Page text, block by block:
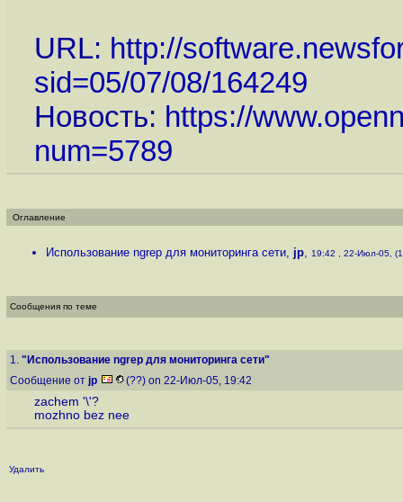
URL: http://
sid=05/07/08/164249
Новость: https://
num=5789
Оглавление
Использование ngrep для мониторинга сети, jp, 19:42 , 22-Июл-05,
Сообщения по теме
1. "Использование ngrep для мониторинга сети"
Сообщение от jp (??) on 22-Июл-05, 19:42
zachem '\'?
mozhno bez nee
Удалить